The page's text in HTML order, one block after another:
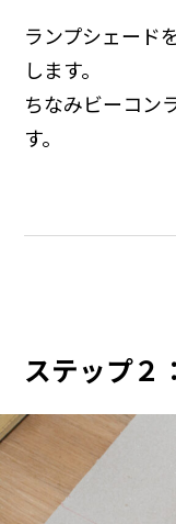
ランプシェード
します。
ちなみビーコン
す。
ステップ２